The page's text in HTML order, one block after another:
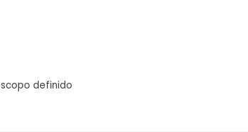
definido